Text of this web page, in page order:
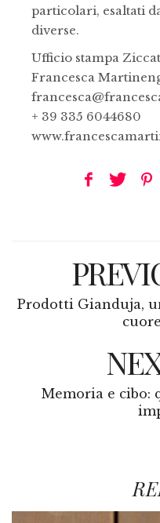
particolari, esaltati
diverse.
Ufficio stampa
Francesca
+ 39 335 6044680
Prodotti Gianduja,
Memoria e cibo: